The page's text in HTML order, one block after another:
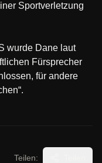
Sportverletzung
wurde Dane laut
Fürsprecher
für andere
Teilen: